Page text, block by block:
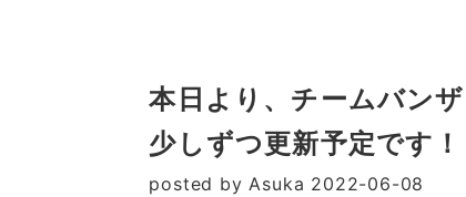
本日より、チームバン
少しずつ更新予定です！
posted by Asuka 2022-06-08